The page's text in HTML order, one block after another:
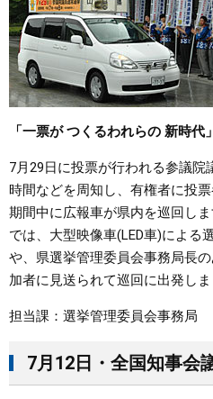
「一票が つくるわれらの 新時
7月29日に投票が行われる参議
時間などを周知し、有権者に投
期間中に広報車が県内を巡回し
では、大型映像車(LED車)による
や、県選挙管理委員会事務局長
加者に見送られて巡回に出発しま
担当課：選挙管理委員会事務局
7月12日・全国知事会